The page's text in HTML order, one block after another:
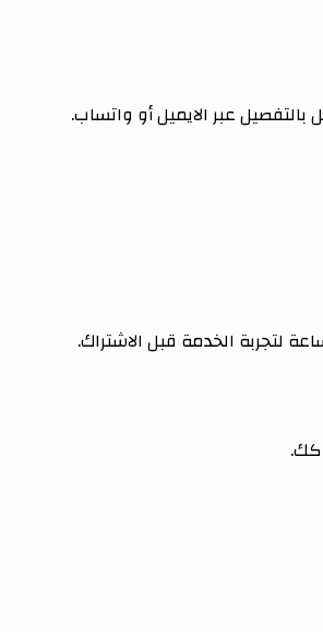
عبر الايميل أو واتساب.